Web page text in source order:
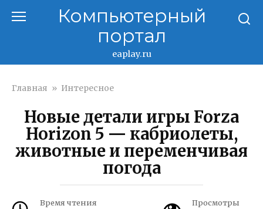
Компьютерный
портал
eaplay.ru
Главная » Интересное
Новые детали игры Forza
Horizon 5 — кабриолеты,
животные и переменчивая
погода
Время чтения Просмотры